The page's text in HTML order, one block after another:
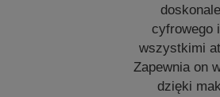
cyfrowego
wszystkimi
Zapewnia on
dzięki